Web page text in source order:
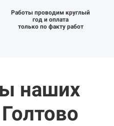
Работы проводим круглый
год и оплата
только по факту работ
наших